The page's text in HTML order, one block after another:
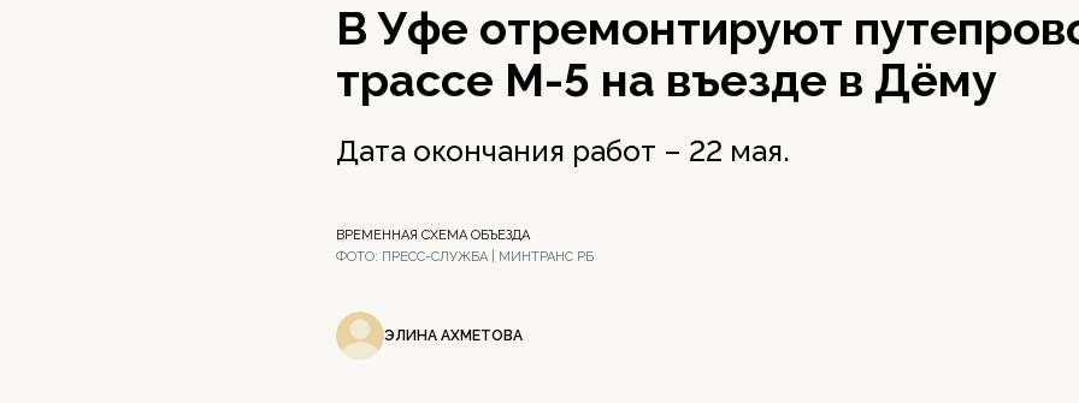
В Уфе отремонтируют
трассе М-5 на въезде в Дёму
Дата окончания работ – 22 мая.
ВРЕМЕННАЯ СХЕМА ОБЪЕЗДА
ФОТО: ПРЕСС-СЛУЖБА | МИНТРАНС РБ
ЭЛИНА АХМЕТОВА